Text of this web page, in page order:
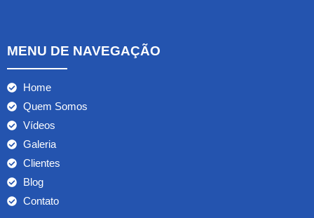
MENU DE NAVEGAÇÃO
Home
Quem Somos
Vídeos
Galeria
Clientes
Blog
Contato